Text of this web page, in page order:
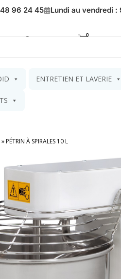
96 24 45 Lundi au vendredi :
Mon compte Mon
ENTRETIEN ET LAVERIE
»PÉTRIN À SPIRALES 10 L